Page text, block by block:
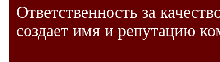
Ответственность за
создает имя и репутацию